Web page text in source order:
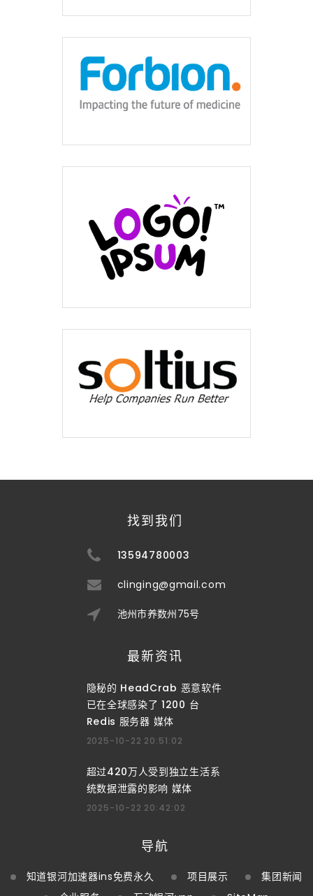
找到我们
13594780003
clinging@gmail.com
池州市养数州75号
最新资讯
隐秘的 HeadCrab 恶意软件
已在全球感染了 1200 台
Redis 服务器 媒体
2025-10-22 20:51:02
超过420万人受到独立生活系
统数据泄露的影响 媒体
2025-10-22 20:42:02
导航
知道银河加速器ins免费永久 项目展示
集团新闻